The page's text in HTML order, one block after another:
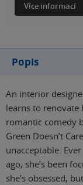
Více informací
Popis
An interior
learns to
romantic comedy
Green Doesn’t
unacceptable.
ago, she’s been
she’s obsessed,